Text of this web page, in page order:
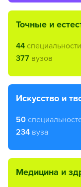
точные и
44 специальности
377 вузов
искусство и
50
234 вуза
медицина и